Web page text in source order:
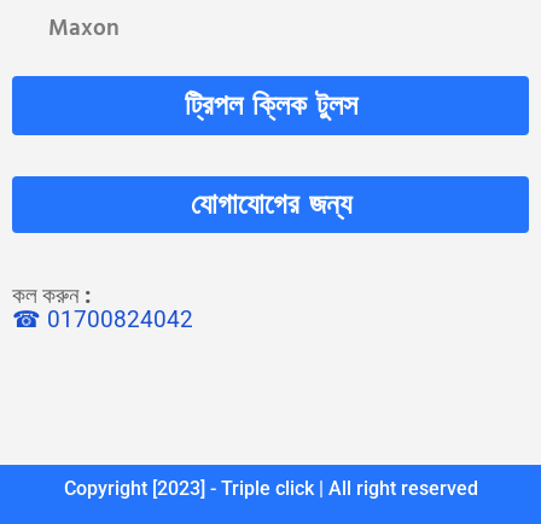
Maxon
ট্রিপল ক্লিক টুলস
যোগাযোগের জন্য
কল করুন:
☎ 01700824042
Copyright [2023] - Triple click | All right reserved